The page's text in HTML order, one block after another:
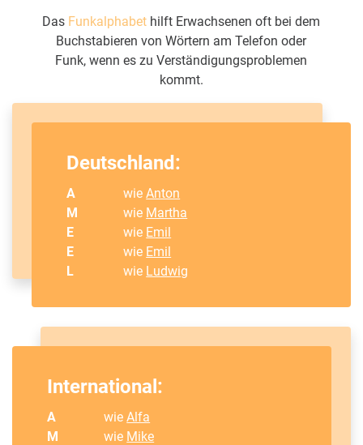
Das Funkalphabet hilft Erwachsenen oft bei dem
Buchstabieren von Wörtern am Telefon oder
Funk, wenn es zu Verständigungsproblemen
kommt.
Deutschland:
A wieAnton
M
wie Martha
E
wie Emil
E
wie Emil
L
wie Ludwig
International:
A wieAlfa
M
wie Mike